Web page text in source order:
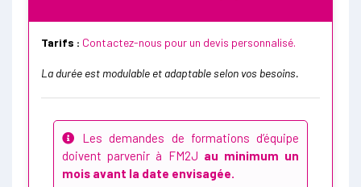
Tarifs : Contactez-nous pour un devis personnalisé.
La durée est modulable et adaptable selon vos besoins.
Les demandes de formations d’équipe
doivent parvenir à FM2J au minimum un
mois avant la date envisagée.